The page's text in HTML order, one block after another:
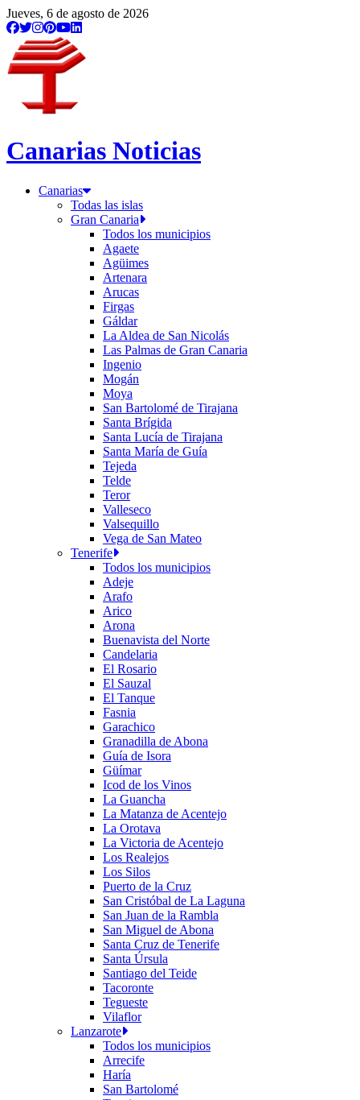
Jueves, 6 de agosto de 2026
Canarias Noticias
Canarias
Todas las islas
Gran Canaria
Todos los municipios
Agaete
Agüimes
Artenara
Arucas
Firgas
Gáldar
La Aldea de San Nicolás
Las Palmas de Gran Canaria
Ingenio
Mogán
Moya
San Bartolomé de Tirajana
Santa Brígida
Santa Lucía de Tirajana
Santa María de Guía
Tejeda
Telde
Teror
Valleseco
Valsequillo
Vega de San Mateo
Tenerife
Todos los municipios
Adeje
Arafo
Arico
Arona
Buenavista del Norte
Candelaria
El Rosario
El Sauzal
El Tanque
Fasnia
Garachico
Granadilla de Abona
Guía de Isora
Güímar
Icod de los Vinos
La Guancha
La Matanza de Acentejo
La Orotava
La Victoria de Acentejo
Los Realejos
Los Silos
Puerto de la Cruz
San Cristóbal de La Laguna
San Juan de la Rambla
San Miguel de Abona
Santa Cruz de Tenerife
Santa Úrsula
Santiago del Teide
Tacoronte
Tegueste
Vilaflor
Lanzarote
Todos los municipios
Arrecife
Haría
San Bartolomé